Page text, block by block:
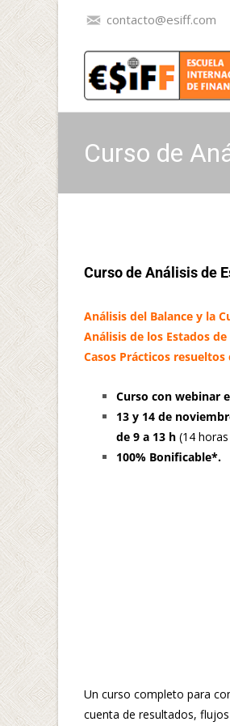
contacto@esiff.com
Curso de
Curso de Análisis de
Análisis del Balance y la
Análisis de los Estados
Casos Prácticos
Curso con webinar
13 y 14 de
de 9 a 13 h (14
100% Bonificable*.
Un curso completo para
cuenta de resultados,